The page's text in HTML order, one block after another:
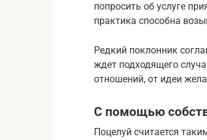
попросить об услуге
практика способна
Редкий поклонник
ждет подходящего
отношений, от идеи
С помощью
Поцелуй считается